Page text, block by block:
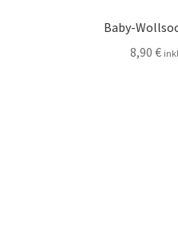
Baby-
8,90 €